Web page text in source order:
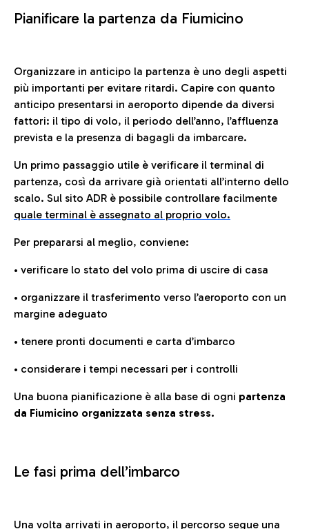
Pianificare la partenza da Fiumicino
Organizzare in anticipo la partenza è uno degli aspetti
più importanti per evitare ritardi. Capire con quanto
anticipo presentarsi in aeroporto dipende da diversi
fattori: il tipo di volo, il periodo dell’anno, l’affluenza
prevista e la presenza di bagagli da imbarcare.
Un primo passaggio utile è verificare il terminal di
partenza, così da arrivare già orientati all’interno dello
scalo. Sul sito ADR è possibile controllare facilmente
quale terminal è assegnato al proprio volo.
Per prepararsi al meglio, conviene:
• verificare lo stato del volo prima di uscire di casa
• organizzare il trasferimento verso l’aeroporto con un
margine adeguato
• tenere pronti documenti e carta d’imbarco
• considerare i tempi necessari per i controlli
Una buona pianificazione è alla base di ogni partenza
da Fiumicino organizzata senza stress.
Le fasi prima dell’imbarco
Una volta arrivati in aeroporto, il percorso segue una